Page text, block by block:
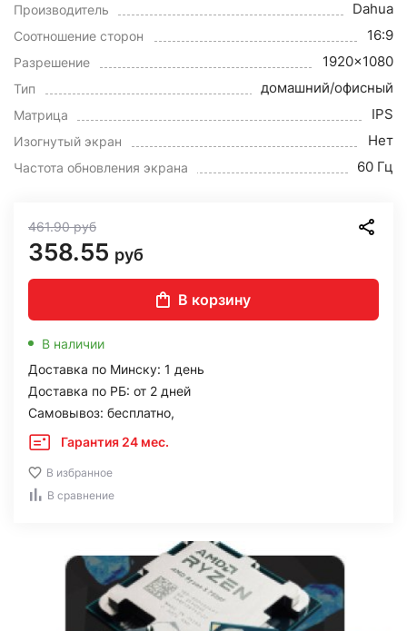
Производитель Dahua
Соотношение сторон 16:9
Разрешение 1920x1080
Тип домашний/офисный
Матрица IPS
Изогнутый экран Нет
Частота обновления экрана 60 Гц
461.90руб
358.55 руб
В корзину
В наличии
Доставка по Минску: 1 день
Доставка по РБ: от 2 дней
Самовывоз: бесплатно,
Гарантия 24 мес.
В избранное
В сравнение